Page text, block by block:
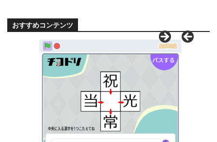
おすすめコンテンツ